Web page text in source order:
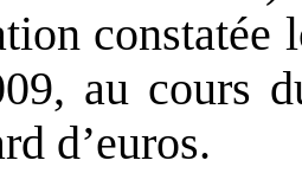
constatée
au cours
d’euros.